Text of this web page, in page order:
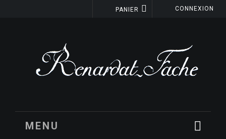
CONNEXION
PANIER
MENU